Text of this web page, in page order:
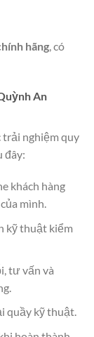
hãng, có
An
nghiệm quy
đây:
khách hàng
mình.
kỹ thuật kiểm
tư vấn và
quầy kỹ thuật.